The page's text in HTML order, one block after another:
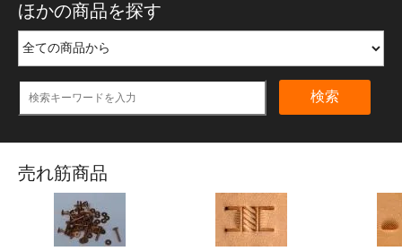
ほかの商品を探す
検索
売れ筋商品